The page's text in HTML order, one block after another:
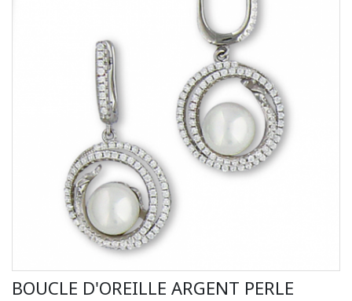
BOUCLE D'OREILLE ARGENT PERLE